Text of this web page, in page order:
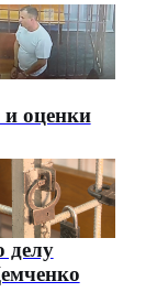
и оценки
делу